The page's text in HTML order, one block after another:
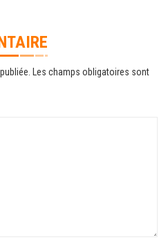
Les champs obligatoires sont